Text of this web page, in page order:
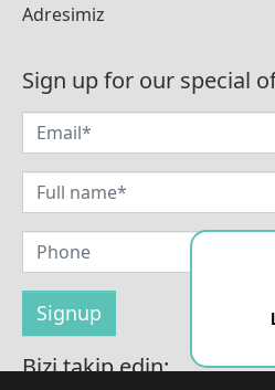
Adresimiz
Sign up for our special
Bizi takip edin: